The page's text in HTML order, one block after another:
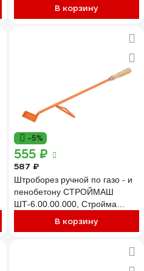
В корзину
-5%
555 ₽
587 ₽
Штроборез ручной по газо - и
пенобетону СТРОЙМАШ
ШТ-6.00.00.000, Стройма
В корзину